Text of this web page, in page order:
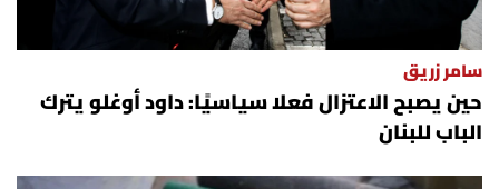
شروط الاستخدام
شروط الإشتراك
سامر زريق
حين يصبح الاعتزال فعلا سياسيًا: داود أوغلو يترك
الباب للبنان